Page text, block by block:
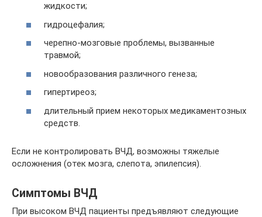
жидкости;
гидроцефалия;
черепно-мозговые проблемы, вызванные
травмой;
новообразования различного генеза;
гипертиреоз;
длительный прием некоторых медикаментозных
средств.
Если не контролировать ВЧД, возможны тяжелые
осложнения (отек мозга, слепота, эпилепсия).
Симптомы ВЧД
При высоком ВЧД пациенты предъявляют следующие